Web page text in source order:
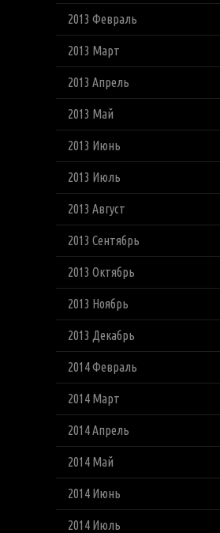
2013 Февраль
2013 Март
2013 Апрель
2013 Май
2013 Июнь
2013 Июль
2013 Август
2013 Сентябрь
2013 Октябрь
2013 Ноябрь
2013 Декабрь
2014 Февраль
2014 Март
2014 Апрель
2014 Май
2014 Июнь
2014 Июль